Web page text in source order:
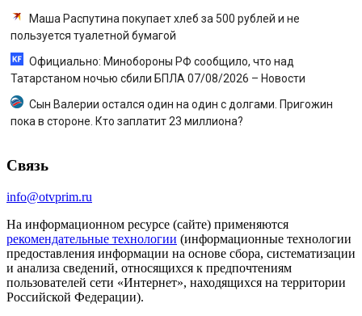
Маша Распутина покупает хлеб за 500 рублей и не
пользуется туалетной бумагой
Официально: Минобороны РФ сообщило, что над
Татарстаном ночью сбили БПЛА 07/08/2026 – Новости
Сын Валерии остался один на один с долгами. Пригожин
пока в стороне. Кто заплатит 23 миллиона?
Связь
info@otvprim.ru
На информационном ресурсе (сайте) применяются
рекомендательные технологии (информационные технологии
предоставления информации на основе сбора, систематизации
и анализа сведений, относящихся к предпочтениям
пользователей сети «Интернет», находящихся на территории
Российской Федерации).